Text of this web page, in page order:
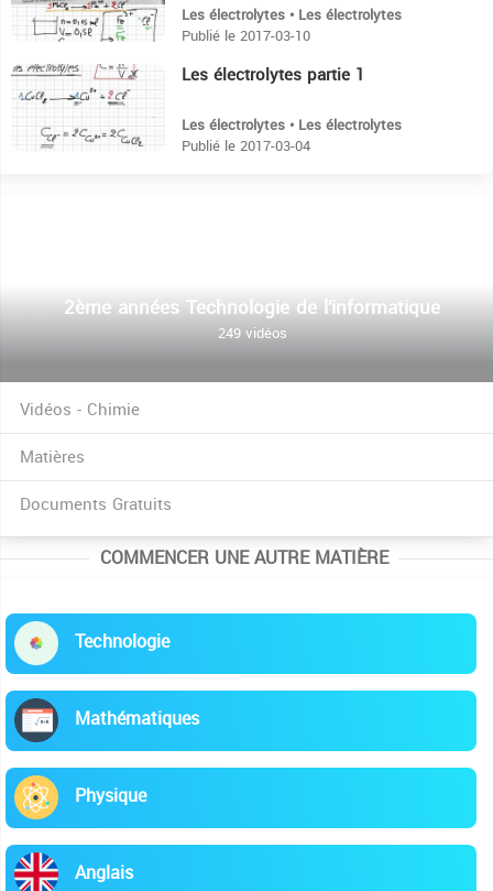
Les électrolytes • Les électrolytes
Publié le 2017-03-10
10:14 Les électrolytes partie 1
Les électrolytes • Les électrolytes
Publié le 2017-03-04
2ème années Technologie de l’informatique
249 vidéos
Vidéos - Chimie
Matières
Documents Gratuits
COMMENCER UNE AUTRE MATIÈRE
Technologie
Mathématiques
Physique
Anglais